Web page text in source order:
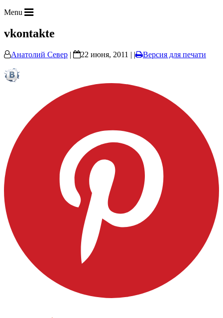
Menu
vkontakte
Анатолий Север | 22 июня, 2011 | | Версия для печати